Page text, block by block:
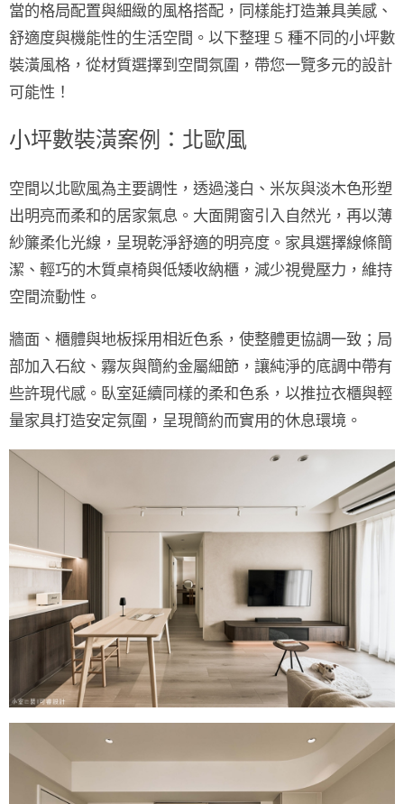
當的格局配置與細緻的風格搭配，同樣能打造兼具美感、
舒適度與機能性的生活空間。以下整理 5 種不同的小坪數
裝潢風格，從材質選擇到空間氛圍，帶您一覽多元的設計
可能性！
小坪數裝潢案例：北歐風
空間以北歐風為主要調性，透過淺白、米灰與淡木色形塑
出明亮而柔和的居家氣息。大面開窗引入自然光，再以薄
紗簾柔化光線，呈現乾淨舒適的明亮度。家具選擇線條簡
潔、輕巧的木質桌椅與低矮收納櫃，減少視覺壓力，維持
空間流動性。
牆面、櫃體與地板採用相近色系，使整體更協調一致；局
部加入石紋、霧灰與簡約金屬細節，讓純淨的底調中帶有
些許現代感。臥室延續同樣的柔和色系，以推拉衣櫃與輕
量家具打造安定氛圍，呈現簡約而實用的休息環境。